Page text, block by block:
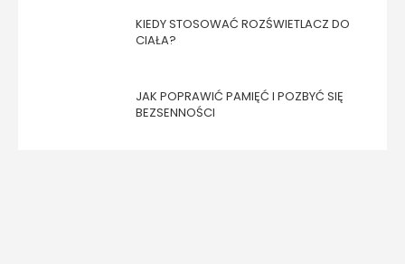
KIEDY STOSOWAĆ ROZŚWIETLACZ DO
CIAŁA?
JAK POPRAWIĆ PAMIĘĆ I POZBYĆ SIĘ
BEZSENNOŚCI